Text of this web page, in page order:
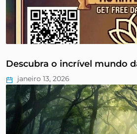
Descubra o incrível mundo
janeiro 13, 2026